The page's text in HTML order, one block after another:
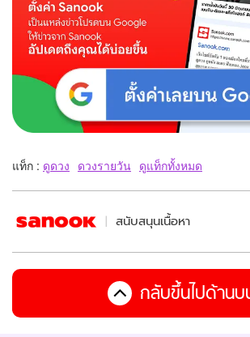
แท็ก : ดูดวง ดวงรายวัน ดูแท็กทั้งหมด
สนับสนุนเนื้อหา
กลับขึ้นไปด้านบ